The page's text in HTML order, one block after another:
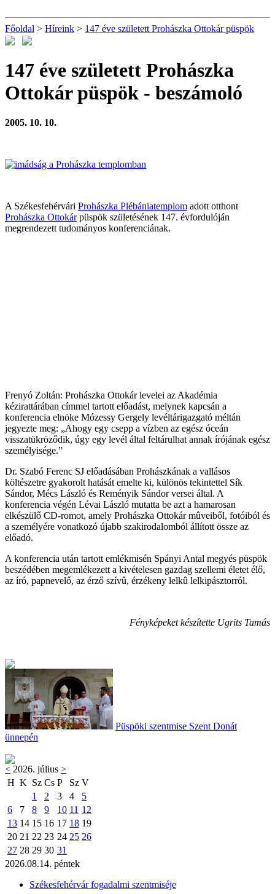
Főoldal > Híreink > 147 éve született Prohászka Ottokár püspök
147 éve született Prohászka
Ottokár püspök - beszámoló
2005. 10. 10.
A Székesfehérvári Prohászka Plébániatemplom adott otthont
Prohászka Ottokárpüspök születésének 147. évfordulóján
megrendezett tudományos konferenciának.
Frenyó Zoltán: Prohászka Ottokár levelei az Akadémia
kézirattárában címmel tartott előadást, melynek kapcsán a
konferencia elnöke Mózessy Gergely levéltárigazgató méltán
jegyezte meg: „Ahogy egy csepp a vízben az egész óceán
visszatükröződik, úgy egy levél által feltárulhat annak írójának egész
személyisége.”
Dr. Szabó Ferenc SJ előadásában Prohászkának a vallásos
költészetre gyakorolt hatását emelte ki, különös tekintettel Sík
Sándor, Mécs László és Reményik Sándor versei által. A
konferencia végén Lévai László mutatta be azt a hamarosan
elkészülő CD-romot, amely Prohászka Ottokár mûveiből, fotóiból és
a személyére vonatkozó újabb szakirodalomból állított össze az
előadó.
A konferencia után tartott emlékmisén Spányi Antal megyés püspök
beszédében megemlékezett a kivételesen gazdag szellemi életet élő,
az író, papnevelő, az érző szívû, érzékeny lelkû lelkipásztorról.
Fényképeket készítette Ugrits Tamás
Püspöki szentmise Szent Donát
ünnepén
< 2026. július >
H K Sz Cs P Sz V
1
2 3 4
5
6
7 8 9 10 11 12
13 14 15 16 17 18 19
20 21 22 23 24 25 26
27 28 29 30 31
2026.08.14. péntek
Székesfehérvár fogadalmi szentmiséje